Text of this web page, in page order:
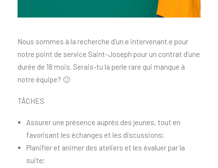
Nous sommes à la recherche d’un.e intervenant.e pour
notre point de service Saint-Joseph pour un contrat d’une
durée de 18 mois. Serais-tu la perle rare qui manque à
notre équipe? 🙂
TÂCHES
Assurer une présence auprès des jeunes, tout en
favorisant les échanges et les discussions;
Planifier et animer des ateliers et les évaluer par la
suite;